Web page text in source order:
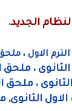
الجديد.
الاول ،
، ملحق
، ملحق